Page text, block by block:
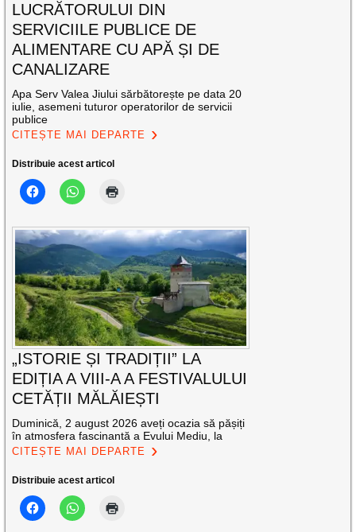
LUCRĂTORULUI DIN
SERVICIILE PUBLICE DE
ALIMENTARE CU APĂ ȘI DE
CANALIZARE
Apa Serv Valea Jiului sărbătorește pe data 20
iulie, asemeni tuturor operatorilor de servicii
publice
CITEȘTE MAI DEPARTE
Distribuie acest articol
„ISTORIE ȘI TRADIȚII” LA
EDIȚIA A VIII-A A FESTIVALULUI
CETĂȚII MĂLĂIEȘTI
Duminică, 2 august 2026 aveți ocazia să pășiți
în atmosfera fascinantă a Evului Mediu, la
CITEȘTE MAI DEPARTE
Distribuie acest articol